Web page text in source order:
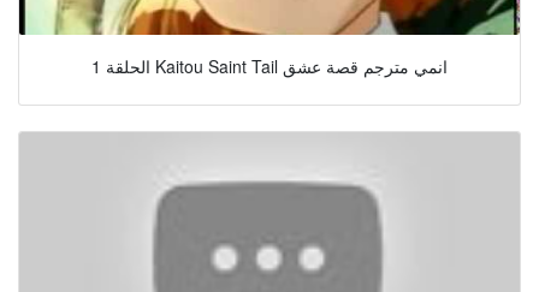
الحلقة 1 Kaitou Saint Tail انمي مترجم قصة عشق